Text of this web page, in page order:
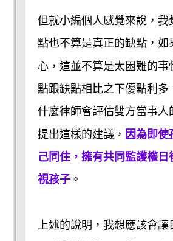
但就小編個人感覺來說，我
點也不算是真正的缺點，如
心，這並不算是太困難的事
點跟缺點相比之下優點利多
什麼律師會評估雙方當事人
提出這樣的建議， 因為即使
己同住，擁有共同監護權日
視孩子 。
上述的說明，我想應該會讓